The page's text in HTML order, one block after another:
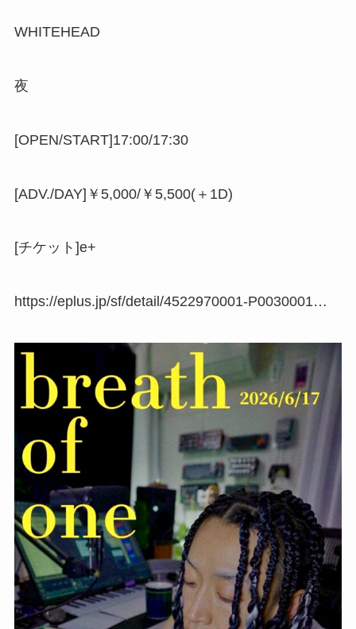
WHITEHEAD
夜
[OPEN/START]17:00/17:30
[ADV./DAY]￥5,000/￥5,500(＋1D)
[チケット]e+
https://eplus.jp/sf/detail/4522970001-P0030001…